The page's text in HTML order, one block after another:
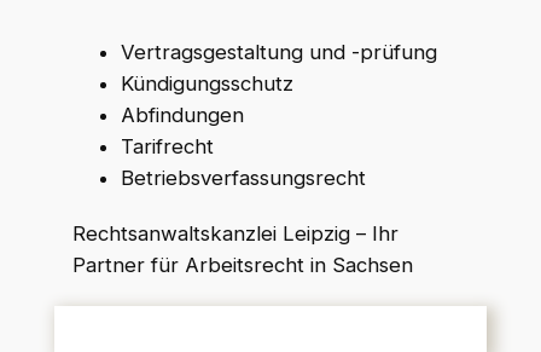
Vertragsgestaltung und -prüfung
Kündigungsschutz
Abfindungen
Tarifrecht
Betriebsverfassungsrecht
Rechtsanwaltskanzlei Leipzig – Ihr
Partner für Arbeitsrecht in Sachsen